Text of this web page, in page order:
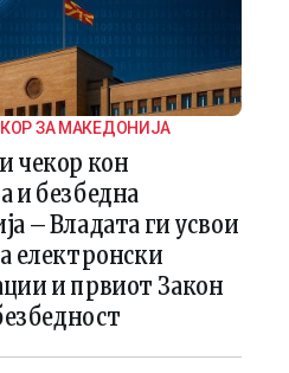
ЗА МАКЕДОНИЈА
чекор кон
и безбедна
– Владата ги усвои
електронски
и првиот Закон